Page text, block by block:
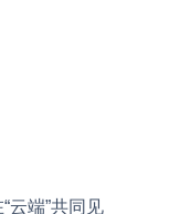
端”共同见